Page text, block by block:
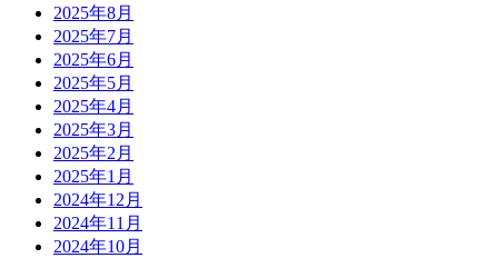
2025年8月
2025年7月
2025年6月
2025年5月
2025年4月
2025年3月
2025年2月
2025年1月
2024年12月
2024年11月
2024年10月